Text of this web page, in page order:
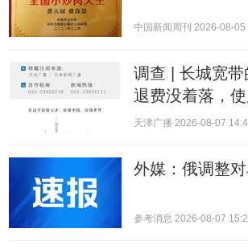
中国新闻周刊 2026-08-05
调查 | 长城宽带
退费没着落，
天津广播 2026-08-07
外媒：俄调整
参考消息 2026-08-07